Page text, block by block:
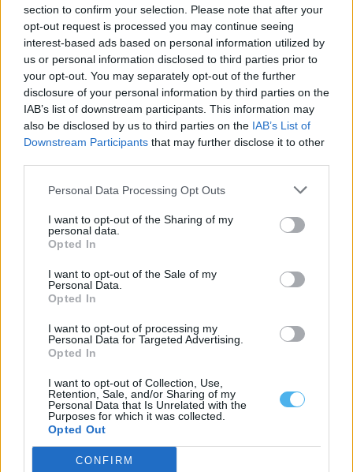
section to confirm your selection. Please note that after your
opt-out request is processed you may continue seeing
interest-based ads based on personal information utilized by
us or personal information disclosed to third parties prior to
your opt-out. You may separately opt-out of the further
disclosure of your personal information by third parties on the
IAB’s list of downstream participants. This information may
also be disclosed by us to third parties on the IAB’s List of
Downstream Participants that may further disclose it to other
Personal Data Processing Opt Outs
I want to opt-out of the Sharing of my
personal data.
Opted In
I want to opt-out of the Sale of my
Personal Data.
Opted In
I want to opt-out of processing my
Personal Data for Targeted Advertising.
Opted In
I want to opt-out of Collection, Use,
Retention, Sale, and/or Sharing of my
Personal Data that Is Unrelated with the
Purposes for which it was collected.
Opted Out
CONFIRM
Nuno Vilaranda leva obras sobre família e infância à rádio
argentina
Universidade de Évora e escritor, foi...
8 Agosto, 2026 - 09:30